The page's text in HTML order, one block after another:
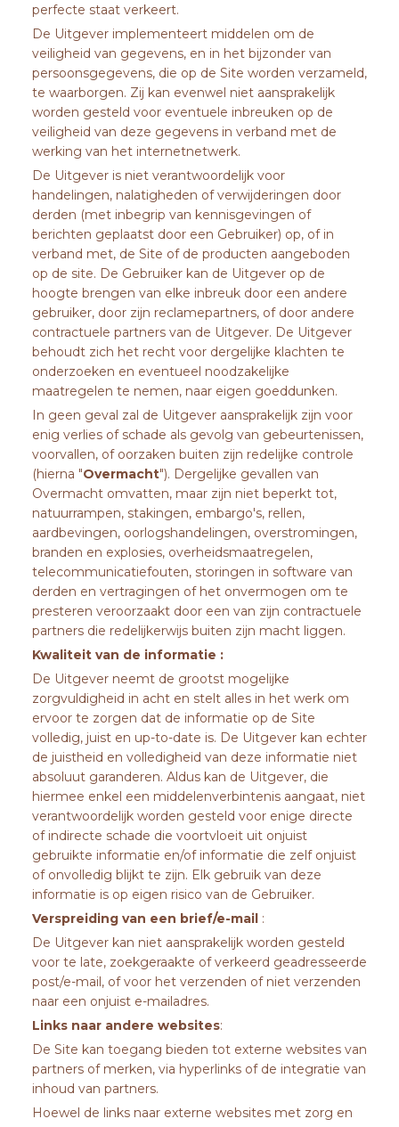
perfecte staat verkeert.
De Uitgever implementeert middelen om de
veiligheid van gegevens, en in het bijzonder van
persoonsgegevens, die op de Site worden verzameld,
te waarborgen. Zij kan evenwel niet aansprakelijk
worden gesteld voor eventuele inbreuken op de
veiligheid van deze gegevens in verband met de
werking van het internetnetwerk.
De Uitgever is niet verantwoordelijk voor
handelingen, nalatigheden of verwijderingen door
derden (met inbegrip van kennisgevingen of
berichten geplaatst door een Gebruiker) op, of in
verband met, de Site of de producten aangeboden
op de site. De Gebruiker kan de Uitgever op de
hoogte brengen van elke inbreuk door een andere
gebruiker, door zijn reclamepartners, of door andere
contractuele partners van de Uitgever. De Uitgever
behoudt zich het recht voor dergelijke klachten te
onderzoeken en eventueel noodzakelijke
maatregelen te nemen, naar eigen goeddunken.
In geen geval zal de Uitgever aansprakelijk zijn voor
enig verlies of schade als gevolg van gebeurtenissen,
voorvallen, of oorzaken buiten zijn redelijke controle
(hierna "Overmacht"). Dergelijke gevallen van
Overmacht omvatten, maar zijn niet beperkt tot,
natuurrampen, stakingen, embargo's, rellen,
aardbevingen, oorlogshandelingen, overstromingen,
branden en explosies, overheidsmaatregelen,
telecommunicatiefouten, storingen in software van
derden en vertragingen of het onvermogen om te
presteren veroorzaakt door een van zijn contractuele
partners die redelijkerwijs buiten zijn macht liggen.
Kwaliteit van de informatie :
De Uitgever neemt de grootst mogelijke
zorgvuldigheid in acht en stelt alles in het werk om
ervoor te zorgen dat de informatie op de Site
volledig, juist en up-to-date is. De Uitgever kan echter
de juistheid en volledigheid van deze informatie niet
absoluut garanderen. Aldus kan de Uitgever, die
hiermee enkel een middelenverbintenis aangaat, niet
verantwoordelijk worden gesteld voor enige directe
of indirecte schade die voortvloeit uit onjuist
gebruikte informatie en/of informatie die zelf onjuist
of onvolledig blijkt te zijn. Elk gebruik van deze
informatie is op eigen risico van de Gebruiker.
Verspreiding van een brief/e-mail :
De Uitgever kan niet aansprakelijk worden gesteld
voor te late, zoekgeraakte of verkeerd geadresseerde
post/e-mail, of voor het verzenden of niet verzenden
naar een onjuist e-mailadres.
Links naar andere websites:
De Site kan toegang bieden tot externe websites van
partners of merken, via hyperlinks of de integratie van
inhoud van partners.
Hoewel de links naar externe websites met zorg en